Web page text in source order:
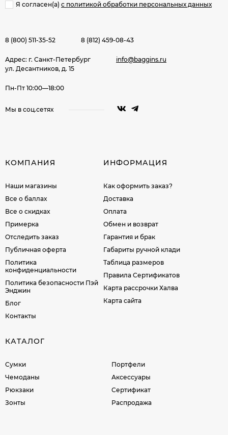
Я согласен(a) с политикой обработки персональных данных
8 (800) 511-35-52 8 (812) 459-08-43
Адрес: г. Санкт-Петербург
ул. Десантников, д. 15
info@baggins.ru
Пн-Пт 10:00—18:00
Мы в соц.сетях
КОМПАНИЯ
Наши магазины
Все о баллах
Все о скидках
Примерка
Отследить заказ
Публичная оферта
Политика
конфиденциальности
Политика безопасности Пэй
Энджин
Блог
Контакты
ИНФОРМАЦИЯ
Как оформить заказ?
Доставка
Оплата
Обмен и возврат
Гарантия и брак
Габариты ручной клади
Таблица размеров
Правила Сертификатов
Карта рассрочки Халва
Карта сайта
КАТАЛОГ
Сумки
Чемоданы
Рюкзаки
Зонты
Портфели
Аксессуары
Сертификат
Распродажа